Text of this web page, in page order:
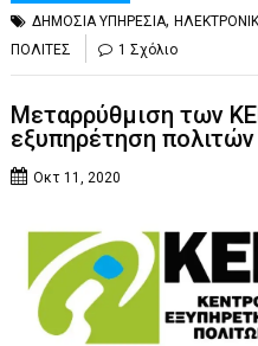
ΔΗΜΟΣΙΑ ΥΠΗΡΕΣΙΑ,
ΠΟΛΙΤΕΣ 1 Σχόλιο
Μεταρρύθμιση των
εξυπηρέτηση πολιτών
Οκτ 11, 2020